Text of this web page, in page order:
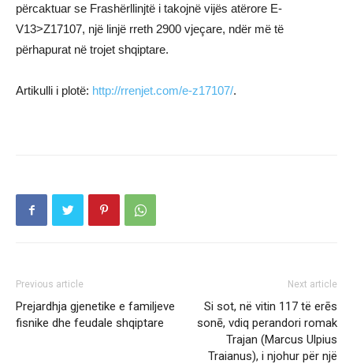
përcaktuar se Frashërllinjtë i takojnë vijës atërore E-
V13>Z17107, një linjë rreth 2900 vjeçare, ndër më të
përhapurat në trojet shqiptare.
Artikulli i plotë: http://rrenjet.com/e-z17107/.
Previous article
Prejardhja gjenetike e familjeve
fisnike dhe feudale shqiptare
Next article
Si sot, në vitin 117 të erēs
sonē, vdiq perandori romak
Trajan (Marcus Ulpius
Traianus), i njohur për një